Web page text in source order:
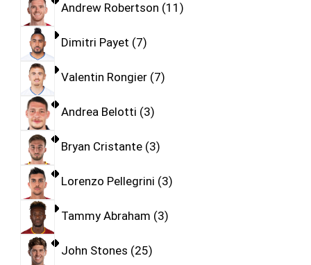
Andrew Robertson 11
Dimitri Payet 7
Valentin Rongier 7
Andrea Belotti 3
Bryan Cristante 3
Lorenzo Pellegrini 3
Tammy Abraham 3
John Stones 25